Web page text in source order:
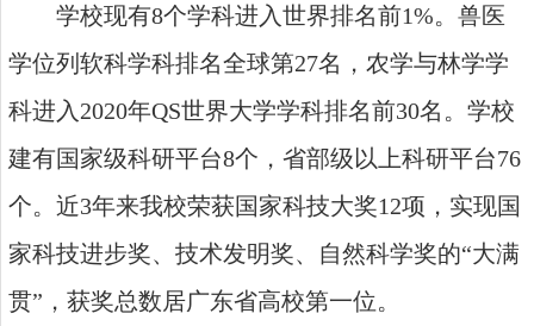
学校现有8个学科进入世界排名前1%。兽医
学位列软科学科排名全球第27名，农学与林学学
科进入2020年QS世界大学学科排名前30名。学校
建有国家级科研平台8个，省部级以上科研平台76
个。近3年来我校荣获国家科技大奖12项，实现国
家科技进步奖、技术发明奖、自然科学奖的“大满
贯”，获奖总数居广东省高校第一位。